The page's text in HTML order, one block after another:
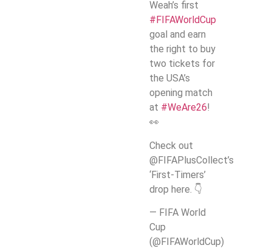
Weah’s first
#FIFAWorldCup
goal and earn
the right to buy
two tickets for
the USA’s
opening match
at #WeAre26!
👀
Check out
@FIFAPlusCollect’s
‘First-Timers’
drop here. 👇
— FIFA World
Cup
(@FIFAWorldCup)